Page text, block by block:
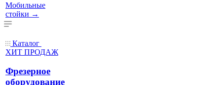
Мобильные
стойки →
Каталог
ХИТ ПРОДАЖ
Фрезерное
оборудование